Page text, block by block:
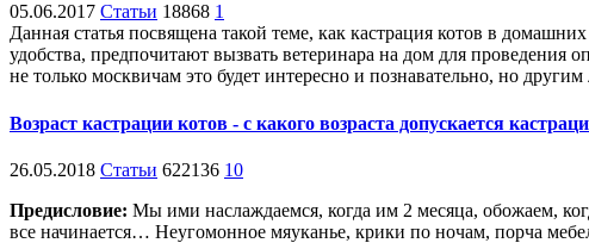
05.06.2017 Статьи 18868 1
Данная статья посвящена такой теме, как кастрация котов в
удобства, предпочитают вызвать ветеринара на дом для
не только москвичам это будет интересно и познавательно, но
Возраст кастрации котов - с какого возраста допускается
26.05.2018 Статьи 622136 10
Предисловие: Мы ими наслаждаемся, когда им 2 месяца, обожаем,
все начинается… Неугомонное мяуканье, крики по ночам, порча